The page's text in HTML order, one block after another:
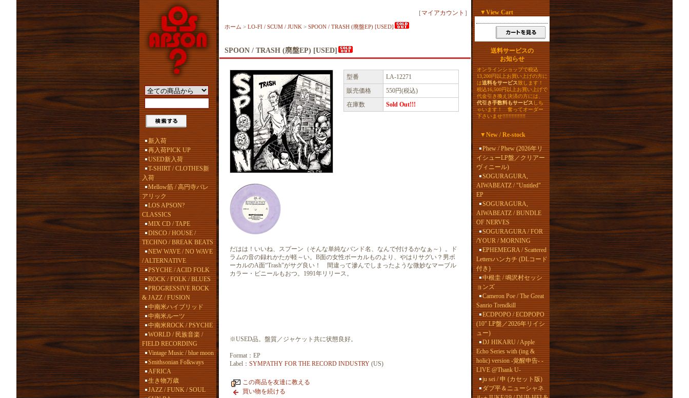
新入荷
再入荷PICK UP
USED新入荷
T-SHIRT / CLOTHES新
入荷
Mellow筋 / 高円寺バレ
アリック
LOS APSON?
CLASSICS
MIX CD / TAPE
DISCO / HOUSE /
TECHNO / BREAK BEATS
NEW WAVE / NO WAVE
/ ALTERNATIVE
PSYCHE / ACID FOLK
ROCK / FOLK / BLUES
PROGRESSIVE ROCK
& JAZZ / FUSION
中南米ハイブリッド
中南米ルーツ
中南米ROCK / PSYCHE
WORLD / 民族音楽 /
FIELD RECORDING
Vintage Music / blue moon
Smithsonian Folkways
AFRICA
生き物万歳
JAZZ / FUNK / SOUL
［ マイアカウント ］
ホーム > LO-FI / SCUM / JUNK > SPOON / TRASH (廃盤EP) [USED]
SPOON / TRASH (廃盤EP) [USED]
型番
LA-12271
販売価格
550円(税込)
在庫数
Sold Out!!!
だはは！いいね、スプーン（そんな単純なバンド名、なんで付けるかなぁ～）。ド
ラムの音の録れかたが軽～い。B面の女性ボーカルものより、やはりサグい？男ボ
ーカルのA面“Trash”がサグ良い！ 間違って滲んでしまったような微妙なマーブル
カラー・ビニールもおつ。1991年リリース。
※USED品。盤質／ジャケット共に状態良好。
Format：EP
Label： SYMPATHY FOR THE RECORD INDUSTRY (US)
この商品を友達に教える
買い物を続ける
▼View Cart
送料サービスの
お知らせ
オンラインショップで税込
13,200円以上お買い上げの方に
は送料をサービス致します！
税込16,500円以上お買い上げで
代金引き換え決済の方には、
代引き手数料もサービスしち
ゃいます！ 奮ってオーダー
下さいませ!!!!!!!!!!!!!!!
▼New / Re-stock
Phew / Phew (2026年リ
イシューLP盤／クリアー
ヴィニール)
SOGURAGURA,
AIWABEATZ / "Untitled"
EP
SOGURAGURA,
AIWABEATZ / BUNDLE
OF NERVES
SOGURAGURA / FOR
/YOUR / MORNING
EPHEMEGRA / Scattered
Lettersハンカチ (DLコード
付き)
中根圭 / 鳴沢村セッシ
ョンズ
Cameron Poe / The Great
Sanrio Trendkill
ECDPOPO / ECDPOPO
(10" LP盤／2026年リイシ
ュー)
DJ HIKARU / Apple
Echo Series with (ing &
holic) version -覚醒申告- -
LIVE @Thank U-
ju sei / 申 (カセット版)
ダブ平＆ニューシャネ